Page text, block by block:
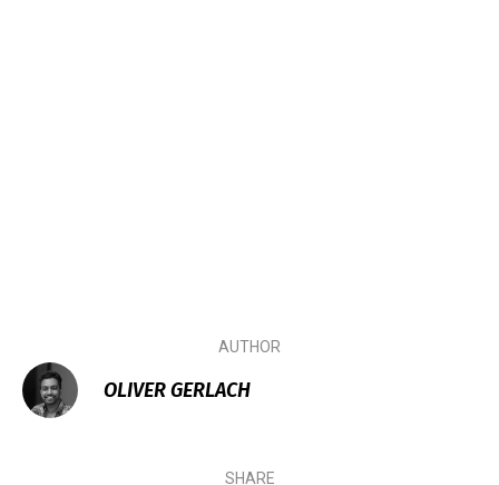
AUTHOR
OLIVER GERLACH
SHARE